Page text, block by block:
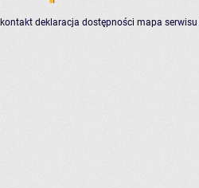
kontakt deklaracja dostępności mapa serwisu